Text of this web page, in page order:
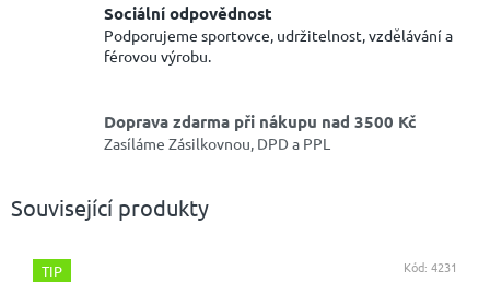
Sociální odpovědnost
Podporujeme sportovce, udržitelnost, vzdělávání a
férovou výrobu.
Doprava zdarma při nákupu nad 3500 Kč
Zasíláme Zásilkovnou, DPD a PPL
Související produkty
TIP
Kód: 4231